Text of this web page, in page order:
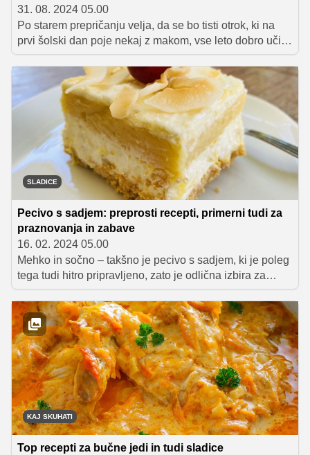
31. 08. 2024 05.00
Po starem prepričanju velja, da se bo tisti otrok, ki na
prvi šolski dan poje nekaj z makom, vse leto dobro učil.
Da bodo otroci mak tudi tudi z veseljem pojedli, je
najbolje, da ga 'skrijete' v kakšno dobro pecivo, s
katerim boste vašega šolarja presenetili ob prihodu
domov.
SLADICE
Pecivo s sadjem: preprosti recepti, primerni tudi za
praznovanja in zabave
16. 02. 2024 05.00
Mehko in sočno – takšno je pecivo s sadjem, ki je poleg
tega tudi hitro pripravljeno, zato je odlična izbira za
trenutke, ko bi radi spekli nekaj sladkega, za to pa ne bi
radi porabili veliko časa. Na kup smo zbrali 10 odličnih
receptov, s katerimi se lahko sladkate vse dni v letu, saj
so vsa izbrana peciva pripravljena z vloženim sadjem.
KAJ SKUHATI
Top recepti za bučne jedi in tudi sladice